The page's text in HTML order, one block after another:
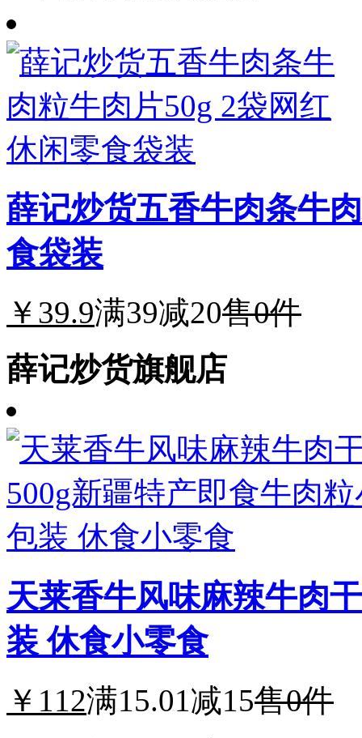
薛记炒货五香牛肉条牛
食袋装
￥39.9满39减20售0件
薛记炒货旗舰店
天莱香牛风味麻辣牛肉
装 休食小零食
￥112满15.01减15售0件